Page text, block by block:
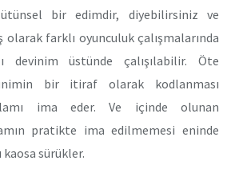
bir edimdir, diyebilirsiniz ve
olarak farklı oyunculuk çalışmalarında
devinim üstünde çalışılabilir. Öte
bir itiraf olarak kodlanması
ima eder. Ve içinde olunan
pratikte ima edilmemesi eninde
kaosa sürükler.